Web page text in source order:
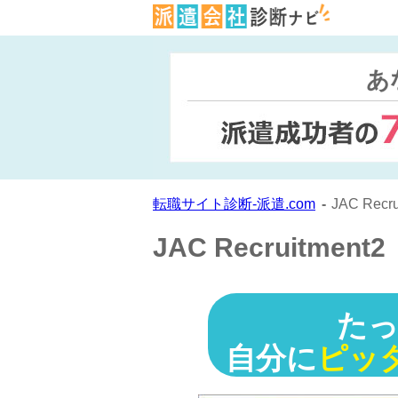
あ
転職サイト診断-派遣.com JAC
JAC Recruitment2
た
自分に ピッ